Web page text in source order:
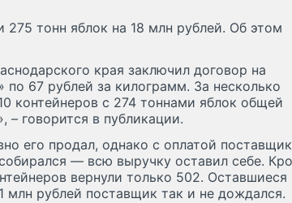
275 тонн яблок на 18 млн рублей. Об этом
края заключил договор на
67 рублей за килограмм. За несколько
контейнеров с 274 тоннами яблок общей
– говорится в публикации.
его продал, однако с оплатой
— всю выручку оставил себе.
вернули только 502. Оставшиеся
млн рублей поставщик так и не дождался.